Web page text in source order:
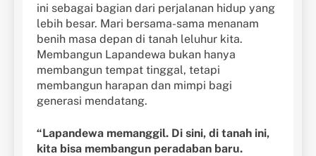
ini sebagai bagian dari perjalanan hidup yang
lebih besar. Mari bersama-sama menanam
benih masa depan di tanah leluhur kita.
Membangun Lapandewa bukan hanya
membangun tempat tinggal, tetapi
membangun harapan dan mimpi bagi
generasi mendatang.
“Lapandewa memanggil. Di sini, di tanah ini,
kita bisa membangun peradaban baru.